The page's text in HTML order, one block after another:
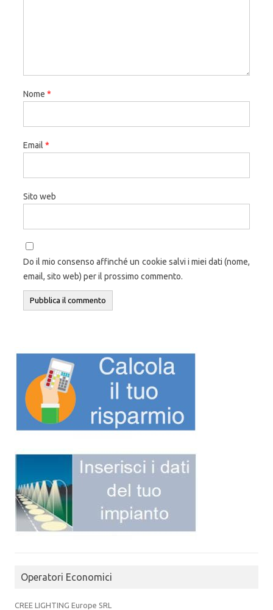
Nome *
Email *
Sito web
Do il mio consenso affinché un cookie salvi i miei dati (nome,
email, sito web) per il prossimo commento.
Operatori Economici
CREE LIGHTING Europe SRL